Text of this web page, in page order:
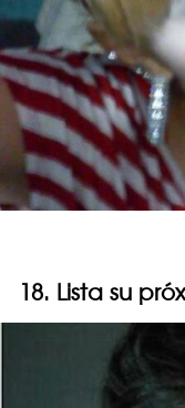
18. Lista su